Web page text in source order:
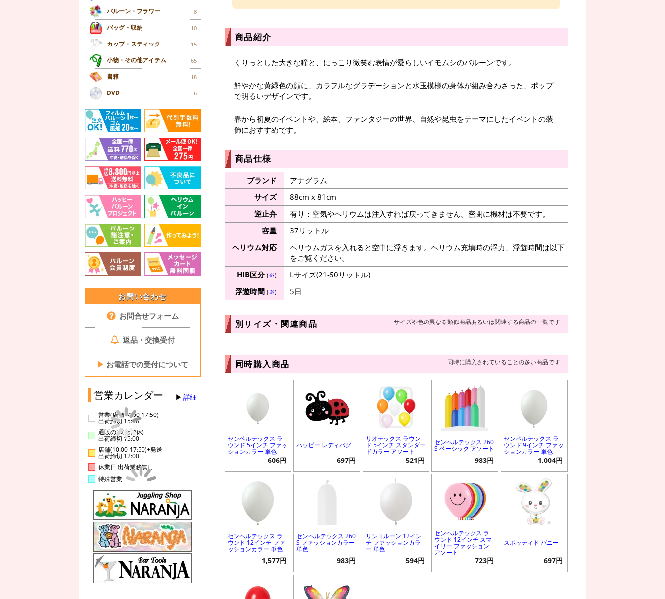
バルーン・フラワー 8
バッグ・収納 10
カップ・スティック 15
小物・その他アイテム 65
書籍 18
DVD 6
お問い合わせ
お問合せフォーム
返品・交換受付
▶ お電話での受付について
営業カレンダー 詳細
営業(店舗14:00-17:50)
出荷締切 15:00
通販のみ(店舗休)
出荷締切 15:00
店舗(10:00-17:50)+発送
出荷締切 12:00
休業日 出荷業務無し
特殊営業
商品紹介
くりっとした大きな瞳と、にっこり微笑む表情が愛らしいイモムシのバルーンです。
鮮やかな黄緑色の顔に、カラフルなグラデーションと水玉模様の身体が組み合わさった、ポップ
で明るいデザインです。
春から初夏のイベントや、絵本、ファンタジーの世界、自然や昆虫をテーマにしたイベントの装
飾におすすめです。
商品仕様
ブランド
アナグラム
サイズ
88cm x 81cm
逆止弁
有り：空気やヘリウムは注入すれば戻ってきません。密閉に機材は不要です。
容量
37リットル
ヘリウム対応
ヘリウムガスを入れると空中に浮きます。ヘリウム充填時の浮力、浮遊時間は以下
をご覧ください。
HIB区分(※)
Lサイズ(21-50リットル)
浮遊時間 (※) 5日
別サイズ・関連商品 サイズや色の異なる類似商品あるいは関連する商品の一覧です
同時購入商品 同時に購入されていることの多い商品です
センペルテックス ラ
ウンド 5インチ ファッ
ションカラー 単色
606円
ハッピー レディバグ
697円
リオテックス ラウン
ド 5インチ スタンダー
ドカラー アソート
521円
センペルテックス 260
S ベーシック アソート
983円
センペルテックス ラ
ウンド 9インチ ファッ
ションカラー 単色
1,004円
センペルテックス ラ
ウンド 12インチ ファ
ッションカラー 単色
1,577円
センペルテックス 260
S ファッションカラー
単色
983円
リンコルーン 12イン
チ ファッションカラ
ー 単色
594円
センペルテックス ラ
ウンド 12インチ スマ
イリー ファッション
アソート
723円
スポッティド バニー
697円